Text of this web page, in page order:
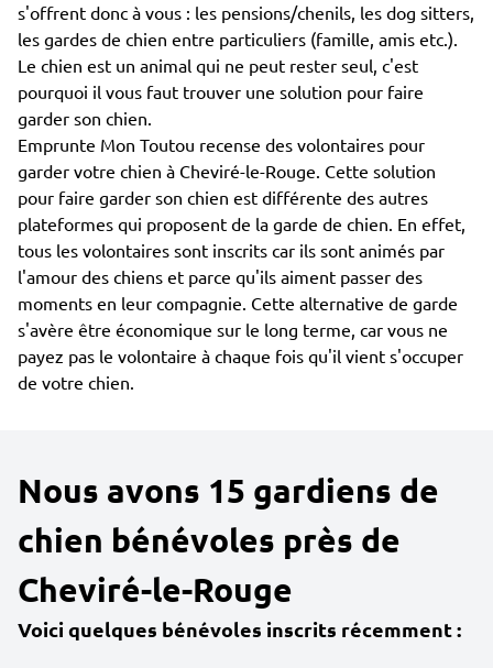
s'offrent donc à vous : les pensions/chenils, les dog sitters,
les gardes de chien entre particuliers (famille, amis etc.).
Le chien est un animal qui ne peut rester seul, c'est
pourquoi il vous faut trouver une solution pour faire
garder son chien.
Emprunte Mon Toutou recense des volontaires pour
garder votre chien à Cheviré-le-Rouge. Cette solution
pour faire garder son chien est différente des autres
plateformes qui proposent de la garde de chien. En effet,
tous les volontaires sont inscrits car ils sont animés par
l'amour des chiens et parce qu'ils aiment passer des
moments en leur compagnie. Cette alternative de garde
s'avère être économique sur le long terme, car vous ne
payez pas le volontaire à chaque fois qu'il vient s'occuper
de votre chien.
Nous avons 15 gardiens de
chien bénévoles près de
Cheviré-le-Rouge
Voici quelques bénévoles inscrits récemment :